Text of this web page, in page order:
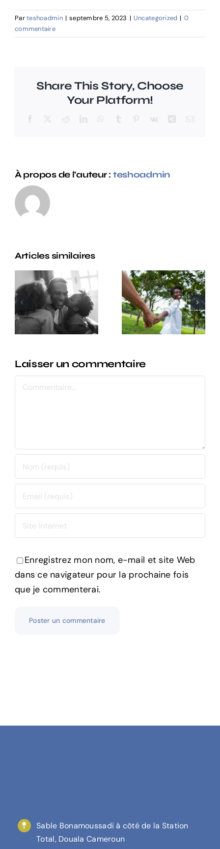
Parteshoadmin | septembre 5, 2023 | Uncategorized | 0
commentaire
Share This Story, Choose
Your Platform!
Facebook RedditLinkedInWhatsApp
Tumblr Pinterest
Vk XingEmail
À propos de l'auteur : teshoadmin
Articles similaires
Le rôle du
père dans
la vie de
l’enfant
Être la
bonne
personne
pour la
bonne
Laisser un commentaire
Commentaire
Enregistrez mon nom, e-mail et site Web
dans ce navigateur pour la prochaine fois
que je commenterai.
Sable Bonamoussadi à côté de la Station
Total, Douala Cameroun